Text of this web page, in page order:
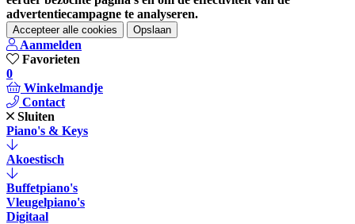
advertentiecampagne te analyseren.
Accepteer alle cookies Opslaan
Aanmelden
Favorieten
0
Winkelmandje
Contact
Sluiten
Piano's & Keys
Akoestisch
Buffetpiano's
Vleugelpiano's
Digitaal